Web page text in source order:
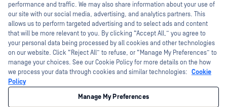
performance and traffic. We may also share information about your use of
our site with our social media, advertising, and analytics partners. This
allows us to perform targeted advertising and to select ads and content
that will be more relevant to you. By clicking “Accept All,” you agree to
your personal data being processed by all cookies and other technologies
on our website. Click “Reject All” to refuse, or “Manage My Preferences” to
manage your choices. See our Cookie Policy for more details on the how
we process your data through cookies and similar technologies: Cookie
Policy
Manage My Preferences
How can I help you secure what's critical
today?